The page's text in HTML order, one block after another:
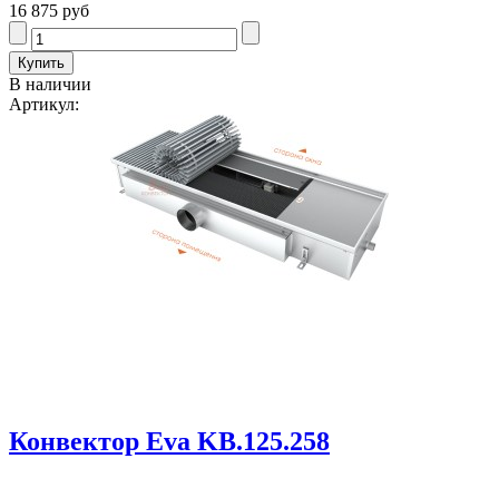
16 875 руб
В наличии
Артикул:
Конвектор Eva KB.125.258